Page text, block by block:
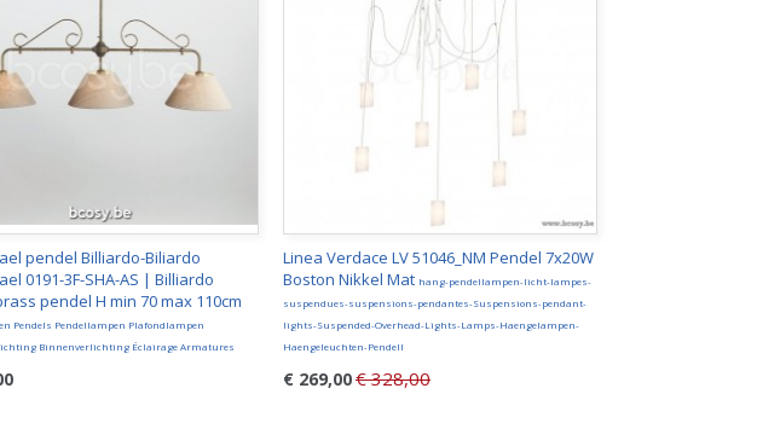
pendel Billiardo-Biliardo
0191-3F-SHA-AS | Billiardo
pendel H min 70 max 110cm
Pendels Pendellampen Plafondlampen
Binnenverlichting Éclairage Armatures
Linea Verdace LV 51046_NM Pendel 7x20W
Boston Nikkel Mat hang-pendellampen-licht-lampes-
suspendues-suspensions-pendantes-Suspensions-pendant-
lights-Suspended-Overhead-Lights-Lamps-Haengelampen-
Haengeleuchten-Pendell
€ 269,00€ 328,00